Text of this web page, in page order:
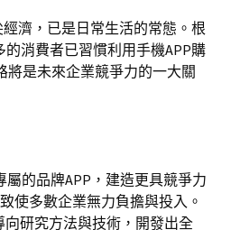
濟，已是日常生活的常態。根
消費者已習慣利用手機APP購
將是未來企業競爭力的一大關
的品牌APP，建造更具競爭力
使多數企業無力負擔與投入。
研究方法與技術，開發出全